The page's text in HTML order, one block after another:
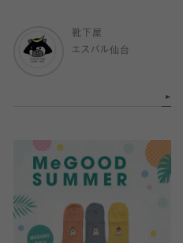
靴下屋
エスパル仙台